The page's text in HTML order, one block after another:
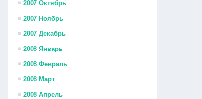
2007 Октябрь
2007 Ноябрь
2007 Декабрь
2008 Январь
2008 Февраль
2008 Март
2008 Апрель